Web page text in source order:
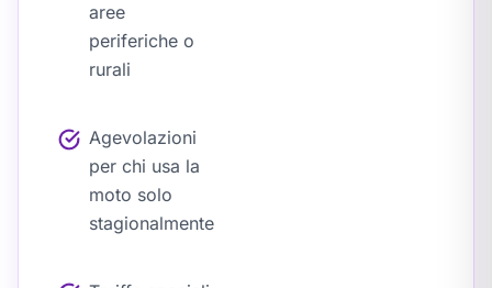
aree
periferiche o
rurali
Agevolazioni
per chi usa la
moto solo
stagionalmente